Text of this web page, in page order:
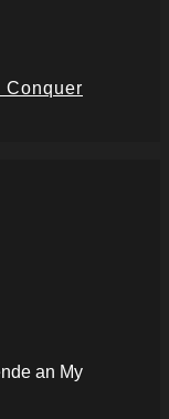
Conquer
an My